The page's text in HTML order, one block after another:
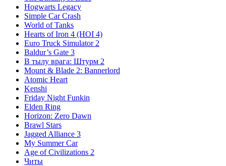
Hogwarts Legacy
Simple Car Crash
World of Tanks
Hearts of Iron 4 (HOI 4)
Euro Truck Simulator 2
Baldur’s Gate 3
В тылу врага: Штурм 2
Mount & Blade 2: Bannerlord
Atomic Heart
Kenshi
Friday Night Funkin
Elden Ring
Horizon: Zero Dawn
Brawl Stars
Jagged Alliance 3
My Summer Car
Age of Civilizations 2
Читы